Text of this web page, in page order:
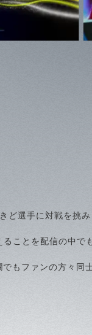
ど選手に対戦を挑み
ことを配信の中で
もファンの方々同